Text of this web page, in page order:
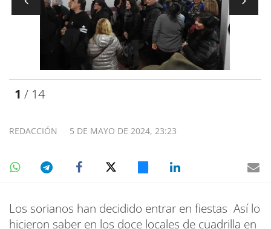
1 / 14
5 DE MAYO DE 2024, 23:23
REDACCIÓN
Los sorianos han decidido entrar en fiestas Así lo
hicieron saber en los doce locales de cuadrilla en